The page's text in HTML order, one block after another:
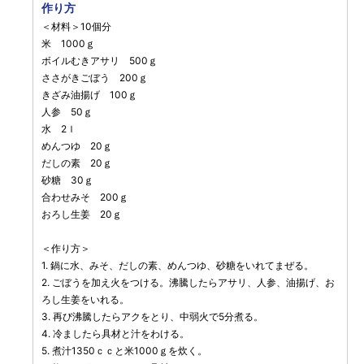
作り方
＜材料＞10個分
米 1000ｇ
ボイルむきアサリ 500ｇ
ささがきごぼう 200ｇ
きざみ油揚げ 100ｇ
人参 50ｇ
水 2ｌ
めんつゆ 20ｇ
だしの素 20ｇ
砂糖 30ｇ
合わせみそ 200ｇ
おろし生姜 20ｇ
＜作り方＞
1. 鍋に水、みそ、だしの素、めんつゆ、砂糖をいれてまぜる。
2. ごぼうを加え火をつける。沸騰したらアサリ、人参、油揚げ、お
ろし生姜をいれる。
3. 再び沸騰したらアクをとり、中弱火で5分煮る。
4. 冷ましたら具材と汁をわける。
5. 煮汁1350ｃｃと米1000ｇを炊く。